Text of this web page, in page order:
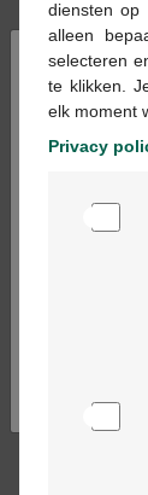
€
Nutrilon
maanden
diensten op
alleen
selecteren
te klikken.
elk moment
Privacy